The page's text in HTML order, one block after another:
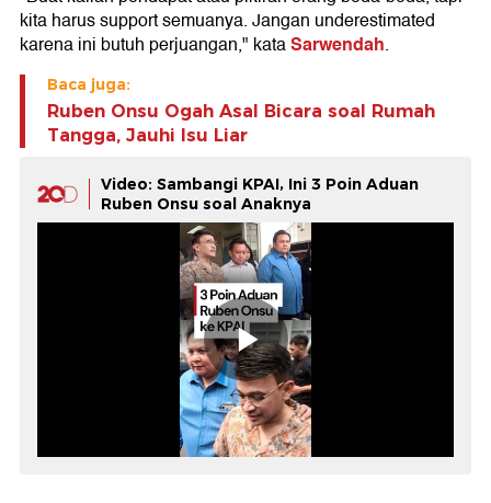
kita harus support semuanya. Jangan underestimated
karena ini butuh perjuangan," kataSarwendah.
Baca juga:
Ruben Onsu Ogah Asal Bicara soal Rumah
Tangga, Jauhi Isu Liar
Video: Sambangi KPAI, Ini 3 Poin Aduan
Ruben Onsu soal Anaknya